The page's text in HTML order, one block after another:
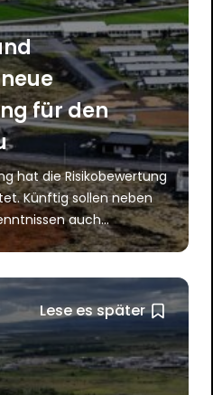
für den
hat die Risikobewertung
Künftig sollen neben
auch...
Lese es später